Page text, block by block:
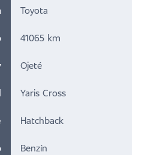
Toyota
41065 km
Ojeté
Yaris Cross
Hatchback
Benzín